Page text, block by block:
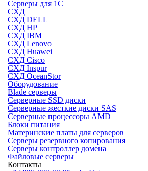
Серверы для 1C
СХД
СХД DELL
СХД HP
СХД IBM
СХД Lenovo
СХД Huawei
СХД Cisco
СХД Inspur
СХД OceanStor
Оборудование
Blade серверы
Серверные SSD диски
Cерверные жесткие диски SAS
Серверные процессоры AMD
Блоки питания
Материнские платы для серверов
Серверы резервного копирования
Серверы контроллер домена
Файловые серверы
Контакты